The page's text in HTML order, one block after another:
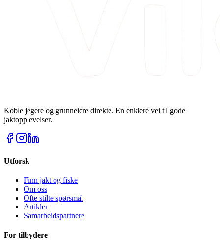
Koble jegere og grunneiere direkte. En enklere vei til gode
jaktopplevelser.
Utforsk
Finn jakt og fiske
Om oss
Ofte stilte spørsmål
Artikler
Samarbeidspartnere
For tilbydere